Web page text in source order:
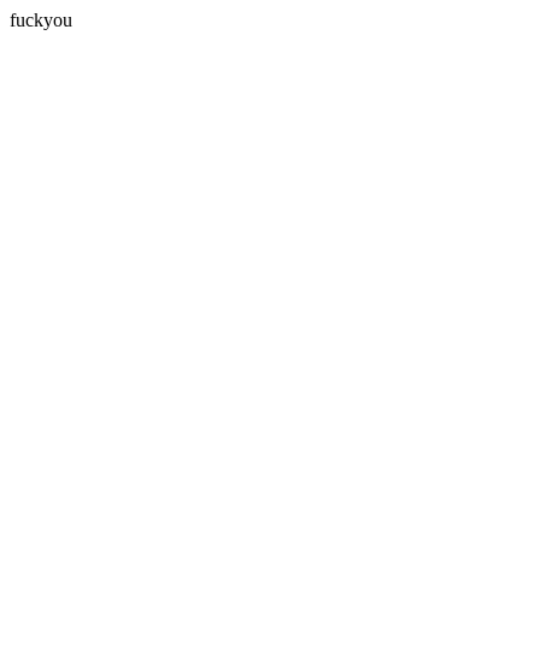
fuckyou